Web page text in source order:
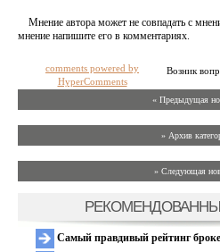
Мнение автора может не совпадать с
мнение напишите его в комментариях.
Возник
comments powered by
HyperComments
« Предыдущая
» Архив
» Следующая
Самый правдивый рейтинг